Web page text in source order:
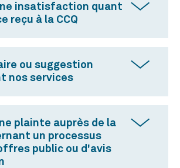
insatisfaction quant
reçu à la CCQ
ou suggestion
nos services
plainte auprès de la
un processus
public ou d'avis